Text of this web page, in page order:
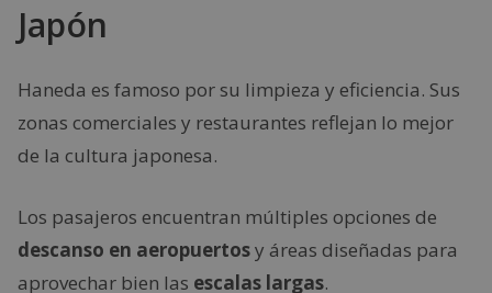
Japón
Haneda es famoso por su limpieza y eficiencia. Sus
zonas comerciales y restaurantes reflejan lo mejor
de la cultura japonesa.
Los pasajeros encuentran múltiples opciones de
descanso en aeropuertosy áreas diseñadas para
aprovechar bien las escalas largas.